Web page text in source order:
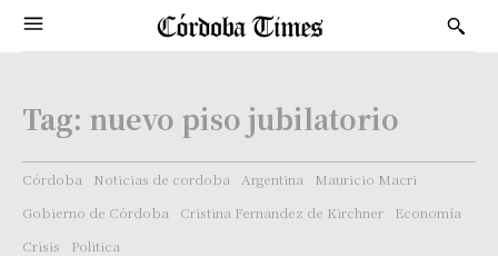
Tag: nuevo piso jubilatorio
Córdoba Noticias de cordoba Argentina
Mauricio Macri
Gobierno de Córdoba
Cristina Fernandez de Kirchner
Economía
Crisis
Politica